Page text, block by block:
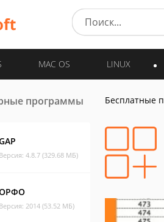
MAC OS LINUX
программы
Версия: 4.8.7 (329.68 МБ)
Версия: 2014 (53.52 МБ)
Бесплатные